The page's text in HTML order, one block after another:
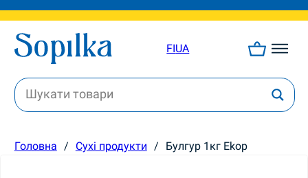
FIUA
Головна / Сухі продукти / Булгур 1кг Ekop